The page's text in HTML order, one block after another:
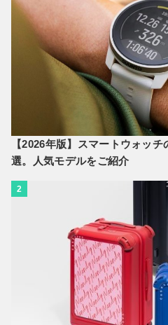
【2026年版】スマートウォッ
選。人気モデルをご紹介
2